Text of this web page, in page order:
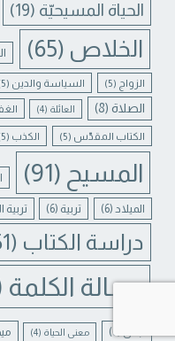
الحياة المسيحيّة (19)
الخلاص (65)
الزواج (5) السياسة والدين (5)
الصلاة (8) العائلة (4)
الكتاب المقدّس (5) الكذب (5)
المسيح (91)
الميلاد (6) تربية (6) تربية
دراسة الكتاب (51)
رسالة الكلمة
معنى الحياة (4)